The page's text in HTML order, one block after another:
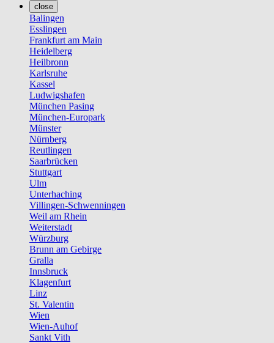
close
Balingen
Esslingen
Frankfurt am Main
Heidelberg
Heilbronn
Karlsruhe
Kassel
Ludwigshafen
München Pasing
München-Europark
Münster
Nürnberg
Reutlingen
Saarbrücken
Stuttgart
Ulm
Unterhaching
Villingen-Schwenningen
Weil am Rhein
Weiterstadt
Würzburg
Brunn am Gebirge
Gralla
Innsbruck
Klagenfurt
Linz
St. Valentin
Wien
Wien-Auhof
Sankt Vith